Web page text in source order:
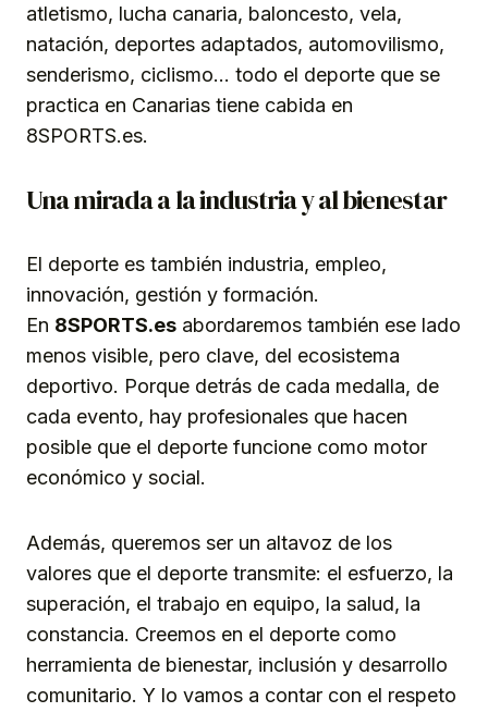
atletismo, lucha canaria, baloncesto, vela,
natación, deportes adaptados, automovilismo,
senderismo, ciclismo… todo el deporte que se
practica en Canarias tiene cabida en
8SPORTS.es.
Una mirada a la industria y al bienestar
El deporte es también industria, empleo,
innovación, gestión y formación.
En 8SPORTS.es abordaremos también ese lado
menos visible, pero clave, del ecosistema
deportivo. Porque detrás de cada medalla, de
cada evento, hay profesionales que hacen
posible que el deporte funcione como motor
económico y social.
Además, queremos ser un altavoz de los
valores que el deporte transmite: el esfuerzo, la
superación, el trabajo en equipo, la salud, la
constancia. Creemos en el deporte como
herramienta de bienestar, inclusión y desarrollo
comunitario. Y lo vamos a contar con el respeto